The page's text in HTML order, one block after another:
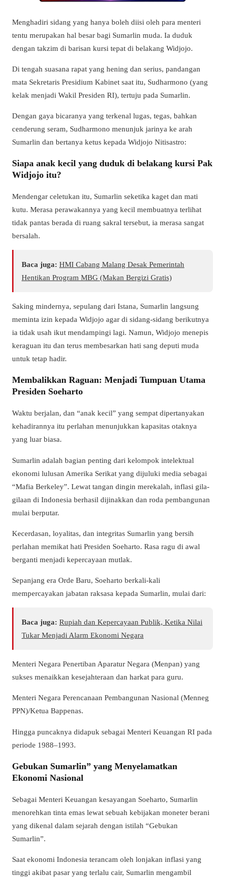
Menghadiri sidang yang hanya boleh diisi oleh para menteri
tentu merupakan hal besar bagi Sumarlin muda. Ia duduk
dengan takzim di barisan kursi tepat di belakang Widjojo.
Di tengah suasana rapat yang hening dan serius, pandangan
mata Sekretaris Presidium Kabinet saat itu, Sudharmono (yang
kelak menjadi Wakil Presiden RI), tertuju pada Sumarlin.
Dengan gaya bicaranya yang terkenal lugas, tegas, bahkan
cenderung seram, Sudharmono menunjuk jarinya ke arah
Sumarlin dan bertanya ketus kepada Widjojo Nitisastro:
Siapa anak kecil yang duduk di belakang kursi Pak
Widjojo itu?
Mendengar celetukan itu, Sumarlin seketika kaget dan mati
kutu. Merasa perawakannya yang kecil membuatnya terlihat
tidak pantas berada di ruang sakral tersebut, ia merasa sangat
bersalah.
Baca juga: HMI Cabang Malang Desak Pemerintah
Hentikan Program MBG (Makan Bergizi Gratis)
Saking mindernya, sepulang dari Istana, Sumarlin langsung
meminta izin kepada Widjojo agar di sidang-sidang berikutnya
ia tidak usah ikut mendampingi lagi. Namun, Widjojo menepis
keraguan itu dan terus membesarkan hati sang deputi muda
untuk tetap hadir.
Membalikkan Raguan: Menjadi Tumpuan Utama
Presiden Soeharto
Waktu berjalan, dan “anak kecil” yang sempat dipertanyakan
kehadirannya itu perlahan menunjukkan kapasitas otaknya
yang luar biasa.
Sumarlin adalah bagian penting dari kelompok intelektual
ekonomi lulusan Amerika Serikat yang dijuluki media sebagai
“Mafia Berkeley”. Lewat tangan dingin merekalah, inflasi gila-
gilaan di Indonesia berhasil dijinakkan dan roda pembangunan
mulai berputar.
Kecerdasan, loyalitas, dan integritas Sumarlin yang bersih
perlahan memikat hati Presiden Soeharto. Rasa ragu di awal
berganti menjadi kepercayaan mutlak.
Sepanjang era Orde Baru, Soeharto berkali-kali
mempercayakan jabatan raksasa kepada Sumarlin, mulai dari:
Baca juga: Rupiah dan Kepercayaan Publik, Ketika Nilai
Tukar Menjadi Alarm Ekonomi Negara
Menteri Negara Penertiban Aparatur Negara (Menpan) yang
sukses menaikkan kesejahteraan dan harkat para guru.
Menteri Negara Perencanaan Pembangunan Nasional (Menneg
PPN)/Ketua Bappenas.
Hingga puncaknya didapuk sebagai Menteri Keuangan RI pada
periode 1988–1993.
Gebukan Sumarlin” yang Menyelamatkan
Ekonomi Nasional
Sebagai Menteri Keuangan kesayangan Soeharto, Sumarlin
menorehkan tinta emas lewat sebuah kebijakan moneter berani
yang dikenal dalam sejarah dengan istilah “Gebukan
Sumarlin”.
Saat ekonomi Indonesia terancam oleh lonjakan inflasi yang
tinggi akibat pasar yang terlalu cair, Sumarlin mengambil